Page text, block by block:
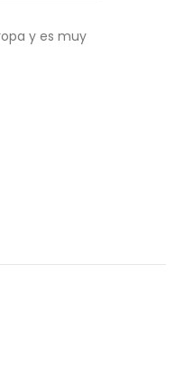
y es muy